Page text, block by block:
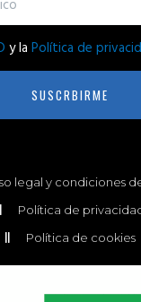
y la Política de
SUSCRBIRME
legal y condiciones
Política de
Política de cookies